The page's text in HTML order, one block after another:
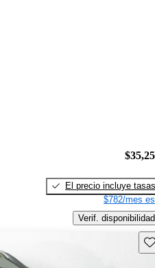
El precio incluye tasas
$782/mes
Verif. disponibilidad